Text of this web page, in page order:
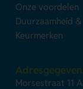
Onze voordelen
Duurzaamheid
Keurmerken
Morsestraat 11